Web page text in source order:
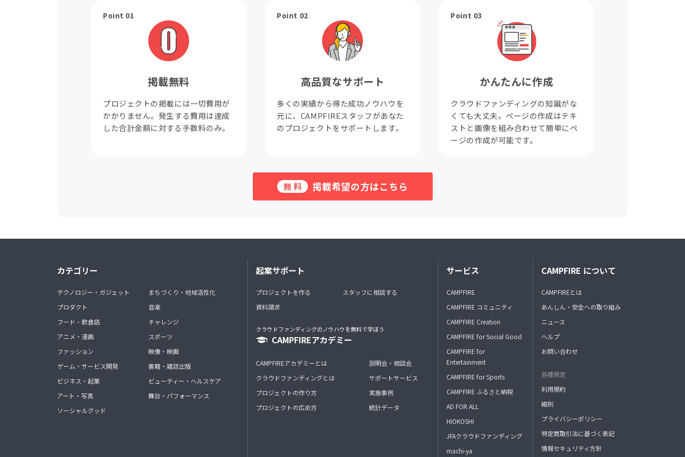
Point 01
掲載無料
プロジェクトの掲載には一切費用が
かかりません。発生する費用は達成
した合計金額に対する手数料のみ。
Point 02
高品質なサポート
多くの実績から得た成功ノウハウを
元に、CAMPFIREスタッフがあなた
のプロジェクトをサポートします。
Point 03
かんたんに作成
クラウドファンディングの知識がな
くても大丈夫。ページの作成はテキ
ストと画像を組み合わせて簡単にペ
ージの作成が可能です。
無料 掲載希望の方はこちら
カテゴリー
テクノロジー・ガジェット
プロダクト
フード・飲食店
アニメ・漫画
ファッション
ゲーム・サービス開発
ビジネス・起業
アート・写真
ソーシャルグッド
まちづくり・地域活性化
音楽
チャレンジ
スポーツ
映像・映画
書籍・雑誌出版
ビューティー・ヘルスケア
舞台・パフォーマンス
起案サポート
プロジェクトを作る
資料請求
スタッフに相談する
クラウドファンディングのノウハウを無料で学ぼう
CAMPFIREアカデミー
CAMPFIREアカデミーとは
クラウドファンディングとは
プロジェクトの作り方
プロジェクトの広め方
説明会・相談会
サポートサービス
実施事例
統計データ
サービス
CAMPFIRE
CAMPFIRE コミュニティ
CAMPFIRE Creation
CAMPFIRE for Social Good
CAMPFIRE for
Entertainment
CAMPFIRE for Sports
CAMPFIRE ふるさと納税
AD FOR ALL
HIOKOSHI
JFAクラウドファンディング
machi-ya
CAMPFIRE について
CAMPFIREとは
あんしん・安全への取り組み
ニュース
ヘルプ
お問い合わせ
各種規定
利用規約
細則
プライバシーポリシー
特定商取引法に基づく表記
情報セキュリティ方針